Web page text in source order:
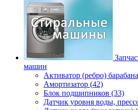
машин
Активатор (ребро)
Амортизатор (42)
Блок подшипников (33)
Датчик уровня воды,